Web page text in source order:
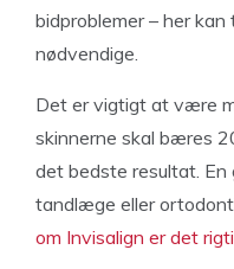
bidproblemer – her
nødvendige.
Det er vigtigt at være
skinnerne skal bæres
det bedste resultat. En
tandlæge eller
om Invisalign er det